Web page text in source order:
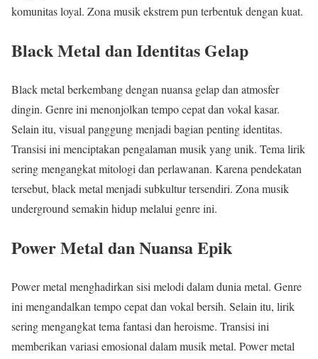
komunitas loyal. Zona musik ekstrem pun terbentuk dengan kuat.
Black Metal dan Identitas Gelap
Black metal berkembang dengan nuansa gelap dan atmosfer
dingin. Genre ini menonjolkan tempo cepat dan vokal kasar.
Selain itu, visual panggung menjadi bagian penting identitas.
Transisi ini menciptakan pengalaman musik yang unik. Tema lirik
sering mengangkat mitologi dan perlawanan. Karena pendekatan
tersebut, black metal menjadi subkultur tersendiri. Zona musik
underground semakin hidup melalui genre ini.
Power Metal dan Nuansa Epik
Power metal menghadirkan sisi melodi dalam dunia metal. Genre
ini mengandalkan tempo cepat dan vokal bersih. Selain itu, lirik
sering mengangkat tema fantasi dan heroisme. Transisi ini
memberikan variasi emosional dalam musik metal. Power metal